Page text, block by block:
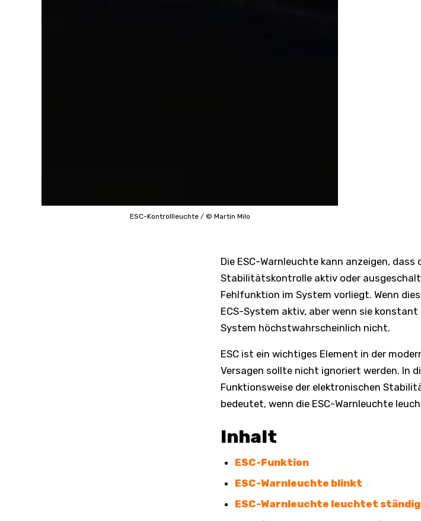
ESC-Kontrollleuchte / © Martin Milo
Die ESC-Warnleuchte kann anzeigen, dass
Stabilitätskontrolle aktiv oder
Fehlfunktion im System vorliegt. Wenn
ECS-System aktiv, aber wenn sie
System höchstwahrscheinlich nicht.
ESC ist ein wichtiges Element in der
Versagen sollte nicht ignoriert werden. In
Funktionsweise der elektronischen
bedeutet, wenn die ESC-Warnleuchte
Inhalt
ESC-Funktion
ESC-Warnleuchte blinkt
ESC-Warnleuchte leuchtet ständig